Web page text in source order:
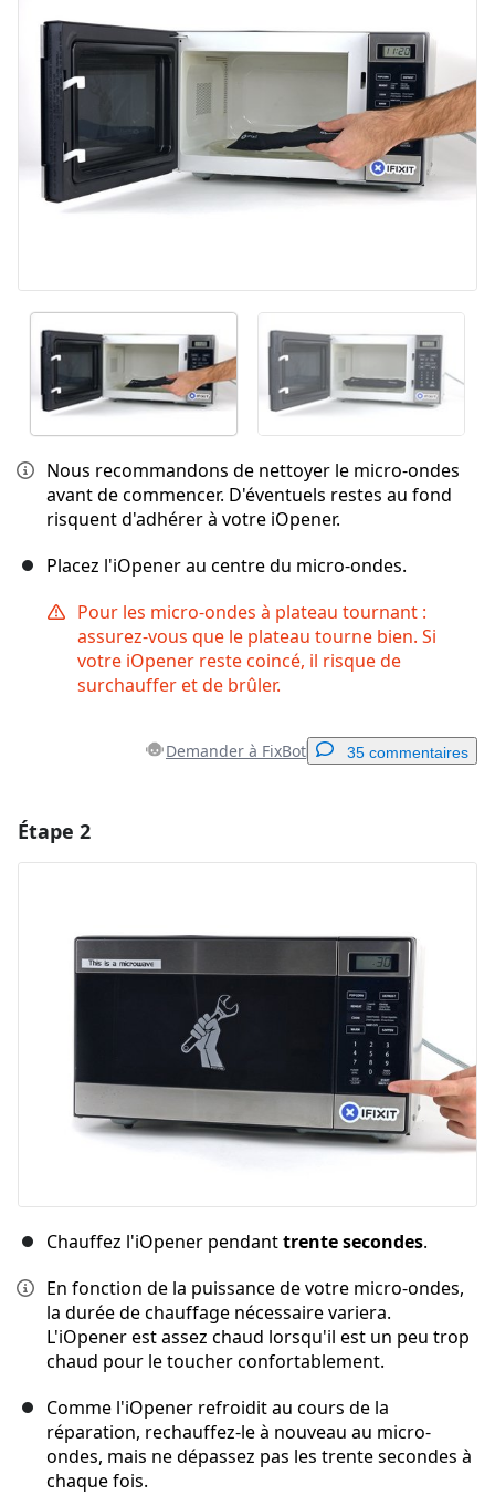
Nous recommandons de nettoyer le micro-ondes
avant de commencer. D'éventuels restes au fond
risquent d'adhérer à votre iOpener.
Placez l'iOpener au centre du micro-ondes.
Pour les micro-ondes à plateau tournant :
assurez-vous que le plateau tourne bien. Si
votre iOpener reste coincé, il risque de
surchauffer et de brûler.
Demander à FixBot 35 commentaires
Annuler Publier un commentaire
Étape 2
Chauffez l'iOpener pendanttrente secondes.
En fonction de la puissance de votre micro-ondes,
la durée de chauffage nécessaire variera.
L'iOpener est assez chaud lorsqu'il est un peu trop
chaud pour le toucher confortablement.
Comme l'iOpener refroidit au cours de la
réparation, rechauffez-le à nouveau au micro-
ondes, mais ne dépassez pas les trente secondes à
chaque fois.